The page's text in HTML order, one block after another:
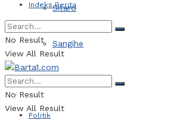
Sitaro
Sangihe
Politik
Indeks Berita
No Result
View All Result
No Result
View All Result